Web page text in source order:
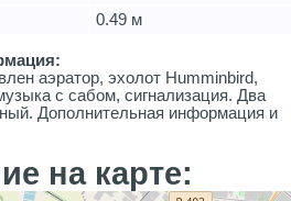
0.49 м
аэратор, эхолот Нumminbird,
с сабом, сигнализация. Два
Дополнительная информация и
на карте: